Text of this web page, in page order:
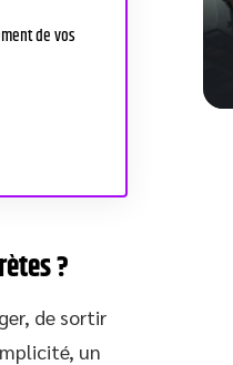
de vos
?
de sortir
un